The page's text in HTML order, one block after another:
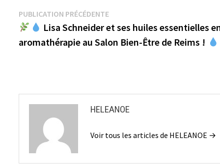
Navigation
de
PUBLICATION PRÉCÉDENTEPublication
précédente :
Lisa Schneider et ses huiles essentielles
aromathérapie au Salon Bien-Être de Reims !
HELEANOE
Voir tous les articles de HELEANOE →